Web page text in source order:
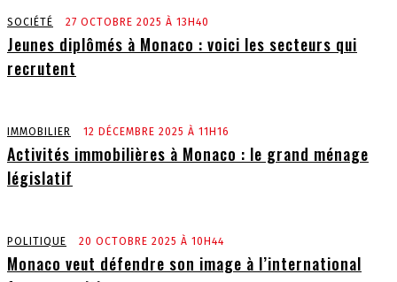
SOCIÉTÉ 27 OCTOBRE 2025 À 13H40
Jeunes diplômés à Monaco : voici les secteurs qui
recrutent
IMMOBILIER 12 DÉCEMBRE 2025 À 11H16
Activités immobilières à Monaco : le grand ménage
législatif
POLITIQUE 20 OCTOBRE 2025 À 10H44
Monaco veut défendre son image à l’international